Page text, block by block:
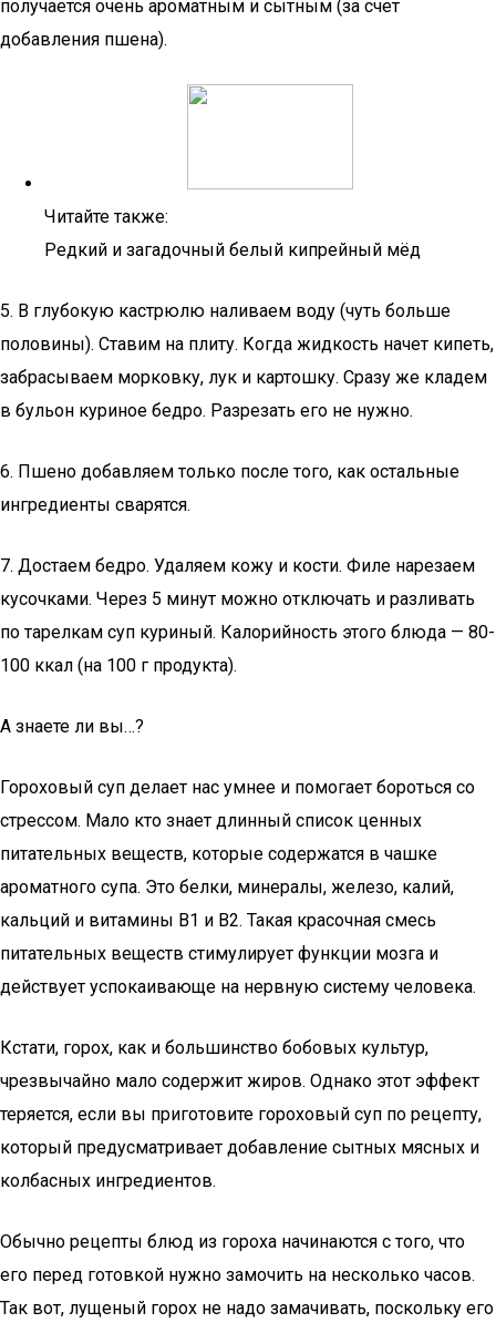
получается очень ароматным и сытным (за счет
добавления пшена).
Читайте также:
Редкий и загадочный белый кипрейный мёд
5. В глубокую кастрюлю наливаем воду (чуть больше
половины). Ставим на плиту. Когда жидкость начет кипеть,
забрасываем морковку, лук и картошку. Сразу же кладем
в бульон куриное бедро. Разрезать его не нужно.
6. Пшено добавляем только после того, как остальные
ингредиенты сварятся.
7. Достаем бедро. Удаляем кожу и кости. Филе нарезаем
кусочками. Через 5 минут можно отключать и разливать
по тарелкам суп куриный. Калорийность этого блюда — 80-
100 ккал (на 100 г продукта).
А знаете ли вы…?
Гороховый суп делает нас умнее и помогает бороться со
стрессом. Мало кто знает длинный список ценных
питательных веществ, которые содержатся в чашке
ароматного супа. Это белки, минералы, железо, калий,
кальций и витамины В1 и В2. Такая красочная смесь
питательных веществ стимулирует функции мозга и
действует успокаивающе на нервную систему человека.
Кстати, горох, как и большинство бобовых культур,
чрезвычайно мало содержит жиров. Однако этот эффект
теряется, если вы приготовите гороховый суп по рецепту,
который предусматривает добавление сытных мясных и
колбасных ингредиентов.
Обычно рецепты блюд из гороха начинаются с того, что
его перед готовкой нужно замочить на несколько часов.
Так вот, лущеный горох не надо замачивать, поскольку его